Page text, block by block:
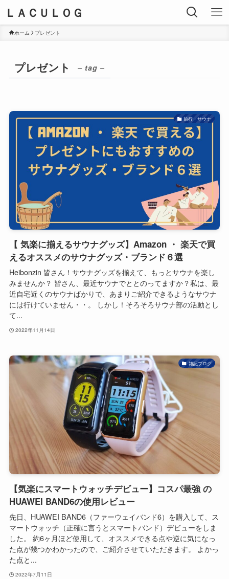
ＬＡＣＵＬＯＧ
ホーム プレゼント
プレゼント – tag –
旅行・サウナ
【 気楽に揃えるサウナグッズ】Amazon ・ 楽天で買
えるオススメのサウナグッズ・ブランド６選
Heibonzin 皆さん！サウナグッズを揃えて、もっとサウナを楽し
みませんか？ 皆さん、最近サウナでととのってますか？私は、最
近自宅近くのサウナばかりで、あまりご紹介できるようなサウナ
には行けていません・・。 しかし！そろそろサウナ部の活動とし
て...
2022年11月14日
雑記ブログ
【気楽にスマートウォッチデビュー】コスパ最強 の
HUAWEI BAND6の使用レビュー
先日、HUAWEI BAND6（ファーウェイバンド6）を購入して、ス
マートウォッチ（正確に言うとスマートバンド）デビューをしま
した。 約6ヶ月ほど使用して、オススメできる点や逆に気になっ
た点が幾つかわかったので、ご紹介させていただきます。 よかっ
た点と...
2022年7月11日